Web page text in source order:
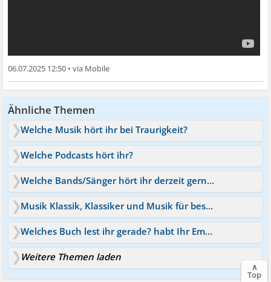
06.07.2025 12:50 •
Ähnliche Themen
Welche Musik hört ihr bei Traurigkeit?
Welche Podcasts hört ihr?
Welche Bands/Sänger hört ihr derzeit gerne?
Musik Klassik, Klassiker und Musik für besondere Momente
Welches Buch lest ihr gerade? habt Ihr Empfehlungen?
Weitere Themen laden
∧
Top